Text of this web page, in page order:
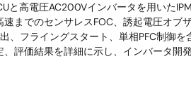
と高電圧AC200Vインバータを用いた
までのセンサレスFOC、誘起電圧オブ
、フライングスタート、単相PFC制御を
評価結果を詳細に示し、インバータ開